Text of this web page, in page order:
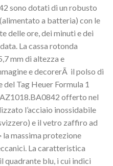
sono dotati di un robusto
a batteria) con le
delle ore, dei minuti e dei
La cassa rotonda
mm di altezza e
e decorerÃ il polso di
del Tag Heuer Formula 1
offerto nel
l’acciaio inossidabile
e il vetro zaffiro ad
massima protezione
La caratteristica
quadrante blu, i cui indici